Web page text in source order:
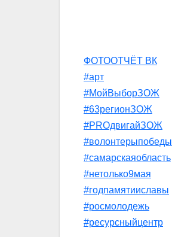
ФОТООТЧЁТ ВК
#арт
#МойВыборЗОЖ
#63регионЗОЖ
#PROдвигайЗОЖ
#волонтерыпобеды
#самарскаяобласть
#нетолько9мая
#годпамятииславы
#росмолодежь
#ресурсныйцентр